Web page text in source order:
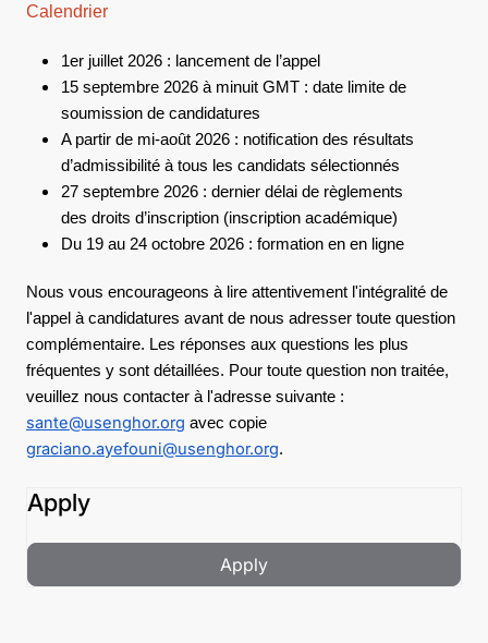
Calendrier
1er juillet 2026 : lancement de l’appel
15 septembre 2026 à minuit GMT : date limite de
soumission de candidatures
A partir de mi-août 2026 : notification des résultats
d’admissibilité à tous les candidats sélectionnés
27 septembre 2026 : dernier délai de règlements
des droits d’inscription (inscription académique)
Du 19 au 24 octobre 2026 : formation en en ligne
Nous vous encourageons à lire attentivement l'intégralité de
l'appel à candidatures avant de nous adresser toute question
complémentaire. Les réponses aux questions les plus
fréquentes y sont détaillées. Pour toute question non traitée,
veuillez nous contacter à l'adresse suivante :
sante@usenghor.org avec copie
graciano.ayefouni@usenghor.org.
Apply
Apply